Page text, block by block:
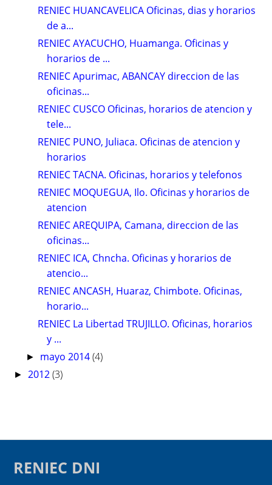
RENIEC HUANCAVELICA Oficinas, dias y horarios
de a...
RENIEC AYACUCHO, Huamanga. Oficinas y
horarios de ...
RENIEC Apurimac, ABANCAY direccion de las
oficinas...
RENIEC CUSCO Oficinas, horarios de atencion y
tele...
RENIEC PUNO, Juliaca. Oficinas de atencion y
horarios
RENIEC TACNA. Oficinas, horarios y telefonos
RENIEC MOQUEGUA, Ilo. Oficinas y horarios de
atencion
RENIEC AREQUIPA, Camana, direccion de las
oficinas...
RENIEC ICA, Chncha. Oficinas y horarios de
atencio...
RENIEC ANCASH, Huaraz, Chimbote. Oficinas,
horario...
RENIEC La Libertad TRUJILLO. Oficinas, horarios
y ...
► mayo 2014(4)
► 2012(3)
RENIEC DNI